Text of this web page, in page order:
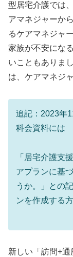
型居宅介護では
アマネジャーか
るケアマネジャ
家族が不安にな
いこともありま
は、ケアマネジ
追記：2023年
科会資料には
「居宅介護支
アプランに基
うか。」との
ンを作成する
新しい「訪問+